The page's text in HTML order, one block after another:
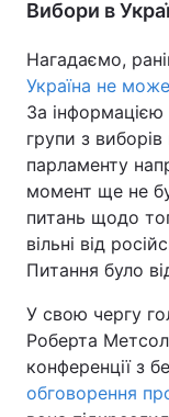
Вибори в
Нагадаємо,
Україна не
За інформацією
групи з
парламенту
момент ще не
питань щодо
вільні від
Питання було
У свою чергу
Роберта
конференції з
обговорення